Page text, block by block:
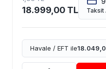
18.999,00 TL Taksit
Havale / EFT ile